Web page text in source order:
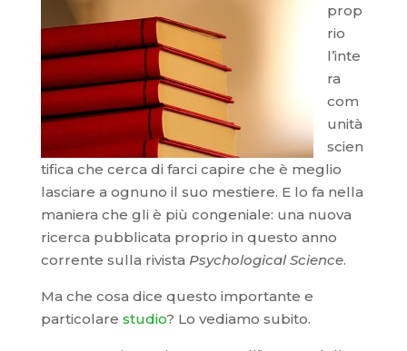
prop
rio
l’inte
ra
com
unità
scien
tifica che cerca di farci capire che è meglio
lasciare a ognuno il suo mestiere. E lo fa nella
maniera che gli è più congeniale: una nuova
ricerca pubblicata proprio in questo anno
corrente sulla rivista Psychological Science.
Ma che cosa dice questo importante e
particolare studio? Lo vediamo subito.